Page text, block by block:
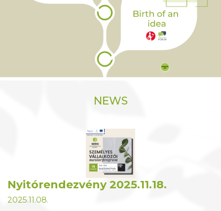
NEWS
Nyitórendezvény 2025.11.18.
2025.11.08.